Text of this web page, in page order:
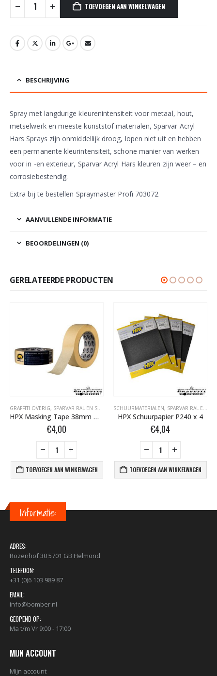
TOEVOEGEN AAN WINKELWAGEN
BESCHRIJVING
Spray met langdurige kleurenintensiteit voor metaal, hout,
metselwerk en meeste kunststof materialen, Sparvar Acryl
Hars Sprays zijn onmiddellijk droog, lopen niet uit en hebben
een permanente kleurintensiteit, schone manier van werken
voor in -en exterieur, Sparvar Acryl Hars kleuren zijn weer – en
corrosiebestendig.
Extra bij te bestellen Spraymaster Profi 703072
AANVULLENDE INFORMATIE
BEOORDELINGEN (0)
GERELATEERDE PRODUCTEN
, TAPE- EN AFDEKMATERIALEN
GRAFFITI OVERIG, SPARVAR RAL EN SPECIALE SPRAY ,TAPE- EN AFDEKMATERIALEN
HPX Masking Tape 38mm MA3850
€4,00
TOEVOEGEN AAN WINKELWAGEN
SCHUURMATERIALEN, SPARVAR RAL EN SPECIALE SPRAY
HPX Schuurpapier P240 x 4
€4,04
TOEVOEGEN AAN WINKELWAGEN
Informatie:
ADRES:
Rozenhof 30 5701 GB Helmond
TELEFOON:
+31 (0)6 103 989 87
EMAIL:
info@bomber.nl
GEOPEND OP:
Ma t/m Vr 9:00 - 17:00
MIJN ACCOUNT
Mijn account